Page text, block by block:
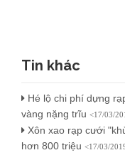
Tin khác
Hé lộ chi phí dựng
vàng nặng trĩu <17/03/
Xôn xao rạp cưới
hơn 800 triệu <17/03/